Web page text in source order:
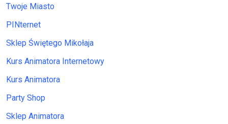
Twoje Miasto
PINternet
Sklep Świętego Mikołaja
Kurs Animatora Internetowy
Kurs Animatora
Party Shop
Sklep Animatora